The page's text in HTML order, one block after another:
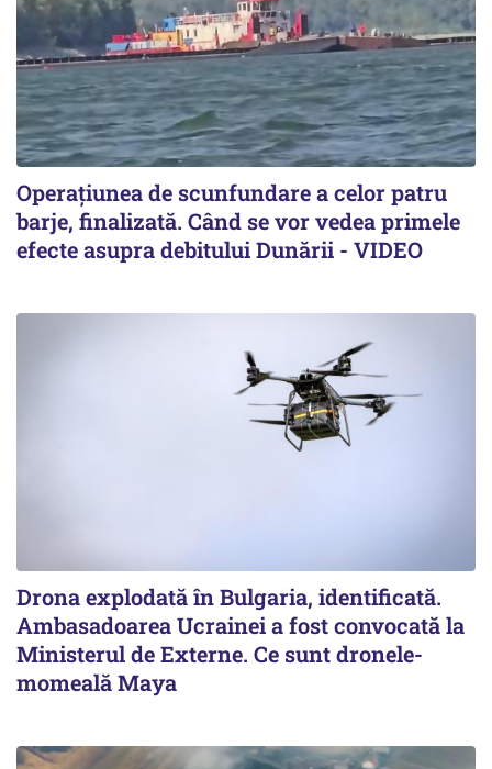
Operațiunea de scunfundare a celor patru
barje, finalizată. Când se vor vedea primele
efecte asupra debitului Dunării - VIDEO
Drona explodată în Bulgaria, identificată.
Ambasadoarea Ucrainei a fost convocată la
Ministerul de Externe. Ce sunt dronele-
momeală Maya